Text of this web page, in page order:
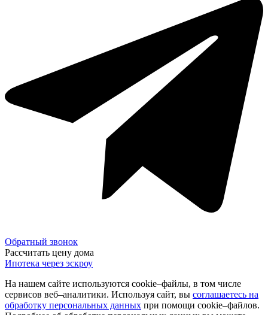
Обратный звонок
Рассчитать цену дома
Ипотека через эскроу
На нашем сайте используются cookie–файлы, в том числе
сервисов веб–аналитики. Используя сайт, вы соглашаетесь на
обработку персональных данных при помощи cookie–файлов.